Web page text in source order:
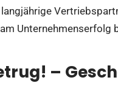
Unternehmenserfolg
–